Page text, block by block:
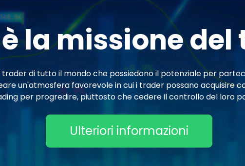
la missione del
di tutto il mondo che possiedono il potenziale per
un'atmosfera favorevole in cui i trader possano acquisire
per progredire, piuttosto che cedere il controllo del loro
Ulteriori informazioni